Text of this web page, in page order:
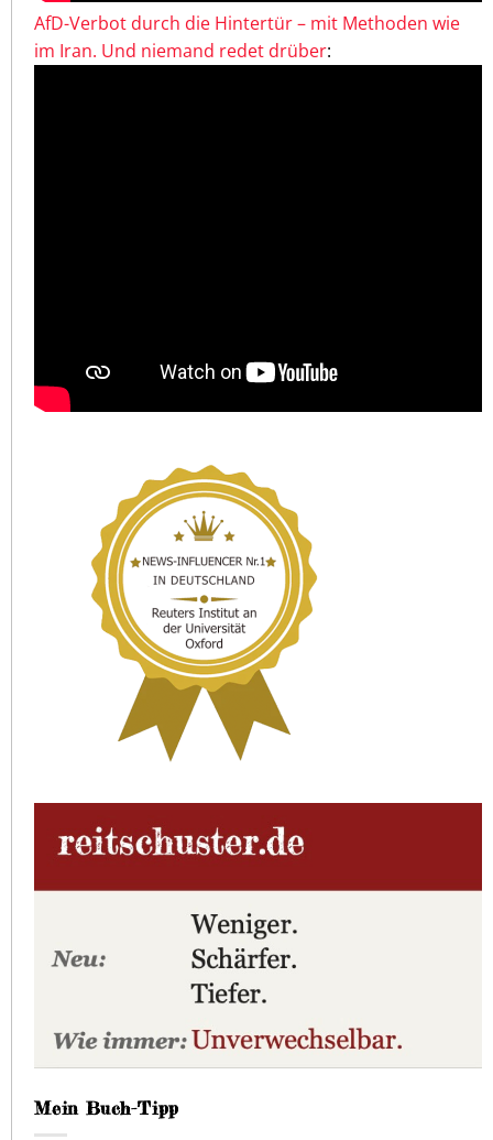
AfD-Verbot durch die Hintertür – mit Methoden wie
im Iran. Und niemand redet drüber:
Mein Buch-Tipp